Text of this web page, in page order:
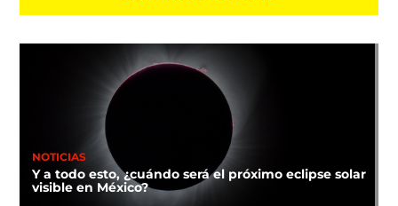
NOTICIAS
Y a todo esto, ¿cuándo será el próximo eclipse solar
visible en México?